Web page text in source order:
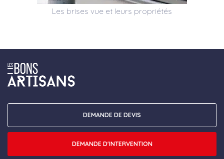
Les brises vue et leurs propriétés
DEMANDE DE DEVIS
DEMANDE D'INTERVENTION